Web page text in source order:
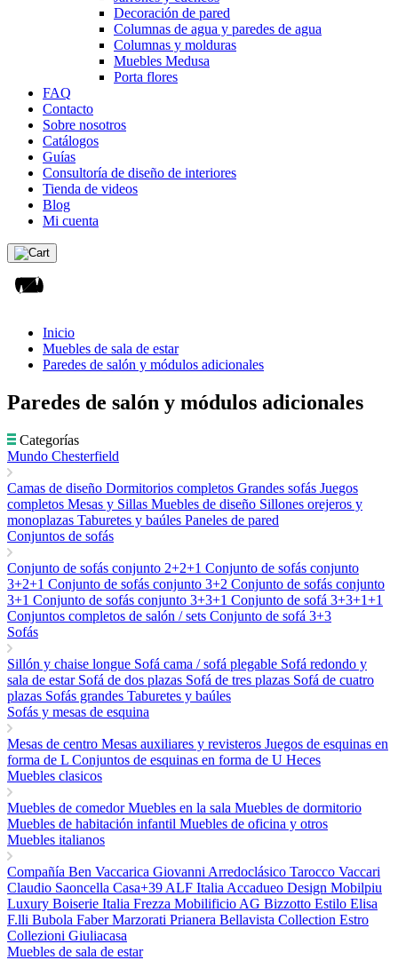
Decoración de pared
Columnas de agua y paredes de agua
Columnas y molduras
Muebles Medusa
Porta flores
FAQ
Contacto
Sobre nosotros
Catálogos
Guías
Consultoría de diseño de interiores
Tienda de videos
Blog
Mi cuenta
Inicio
Muebles de sala de estar
Paredes de salón y módulos adicionales
Paredes de salón y módulos adicionales
Categorías
Mundo Chesterfield
Camas de diseño Dormitorios completos Grandes sofás Juegos
completos Mesas y Sillas Muebles de diseño Sillones orejeros y
monoplazas Taburetes y baúles Paneles de pared
Conjuntos de sofás
Conjunto de sofás conjunto 2+2+1 Conjunto de sofás conjunto
3+2+1 Conjunto de sofás conjunto 3+2 Conjunto de sofás conjunto
3+1 Conjunto de sofás conjunto 3+3+1 Conjunto de sofá 3+3+1+1
Conjuntos completos de salón / sets Conjunto de sofá 3+3
Sofás
Sillón y chaise longue Sofá cama / sofá plegable Sofá redondo y
sala de estar Sofá de dos plazas Sofá de tres plazas Sofá de cuatro
plazas Sofás grandes Taburetes y baúles
Sofás y mesas de esquina
Mesas de centro Mesas auxiliares y revisteros Juegos de esquinas en
forma de L Conjuntos de esquinas en forma de U Heces
Muebles clasicos
Muebles de comedorMuebles en la sala Muebles de dormitorio
Muebles de habitación infantil Muebles de oficina y otros
Muebles italianos
Compañía Ben Vaccarica Giovanni Arredoclásico Tarocco Vaccari
Claudio Saoncella Casa+39 ALF Italia Accadueo Design Mobilpiu
Luxury Boiserie Italia Frezza Mobilificio AG Bizzotto Estilo Elisa
F.lli Bubola FaberMarzorati Prianera Bellavista Collection Estro
Collezioni Giuliacasa
Muebles de sala de estar